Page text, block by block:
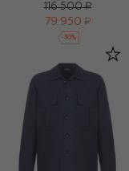
116 500 ₽
79 950 ₽
-30%